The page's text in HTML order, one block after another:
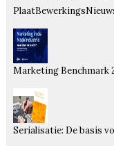
Marketing Benchmark
Serialisatie: De basis